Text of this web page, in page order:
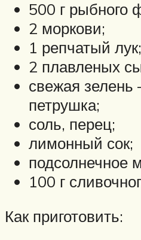
500 г рыбного
2 моркови;
1 репчатый лук;
2 плавленых
свежая зелень
петрушка;
соль, перец;
лимонный сок;
подсолнечное
100 г
Как приготовить: